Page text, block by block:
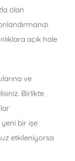
olan
açık hale
ve
Birlikte
bir işe
etkileniyorsa